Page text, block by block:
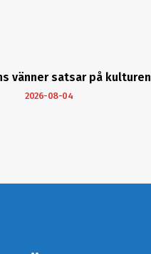
vänner satsar på kulturen
2026-08-04